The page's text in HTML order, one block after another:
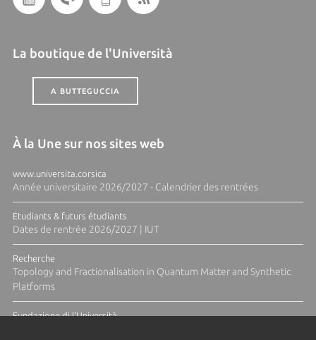
La boutique de l'Università
A BUTTEGUCCIA
À la Une sur nos sites web
www.universita.corsica
Année universitaire 2026/2027 - Calendrier des rentrées
Etudiants & futurs étudiants
Dates de rentrée 2026/2027 | IUT
Recherche
Topology and Fractionalisation in Quantum Matter and Synthetic
Platforms
Fundazione di l'Università